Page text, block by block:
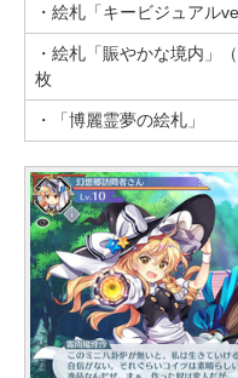
・絵札「キービジュアル
・絵札「賑やかな境内」
枚
・「博麗霊夢の絵札」